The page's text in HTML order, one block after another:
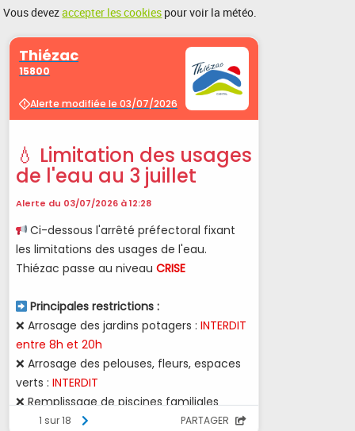
Vous devezaccepter les cookies pour voir la météo.